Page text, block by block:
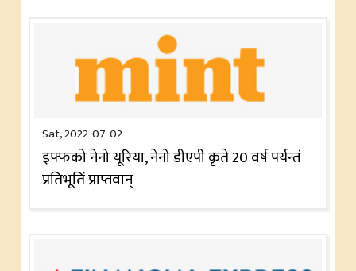
Sat, 2022-07-02
इफ्फको नेनो यूरिया, नेनो डीएपी कृते 20 वर्ष पर्यन्तं
प्रतिभूतिं प्राप्तवान्